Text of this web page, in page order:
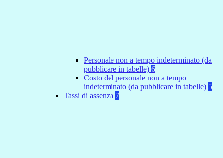
Personale non a tempo indeterminato (da
pubblicare in tabelle) 6
Costo del personale non a tempo
indeterminato (da pubblicare in tabelle) 5
Tassi di assenza 7